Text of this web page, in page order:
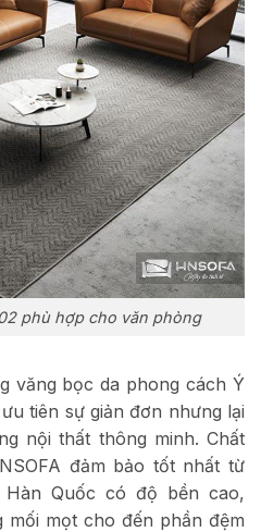
phù hợp cho văn phòng
văng bọc da phong cách Ý
tiên sự giản đơn nhưng lại
nội thất thông minh. Chất
đảm bảo tốt nhất từ
Quốc có độ bền cao,
mối mọt cho đến phần đệm